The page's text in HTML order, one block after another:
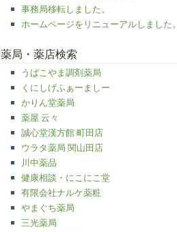
事務局移転しました。
ホームページをリニューアルしました。
薬局・薬店検索
うばこやま調剤薬局
くにしげふぁーましー
かりん堂薬局
薬屋 云々
誠心堂漢方館 町田店
ウラタ薬局 関山田店
川中薬品
健康相談・にこにこ堂
有限会社ナルケ薬粧
やまぐち薬局
三光薬局